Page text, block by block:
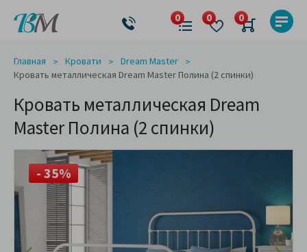
Главная Кровати
Dream Master
Кровать металлическая Dream Master Полина (2 спинки)
Кровать металлическая Dream
Master Полина (2 спинки)
- 35%